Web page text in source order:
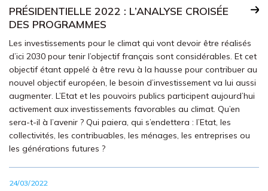
PRÉSIDENTIELLE 2022 : L’ANALYSE CROISÉE
DES PROGRAMMES
Les investissements pour le climat qui vont devoir être réalisés
d’ici 2030 pour tenir l’objectif français sont considérables. Et cet
objectif étant appelé à être revu à la hausse pour contribuer au
nouvel objectif européen, le besoin d’investissement va lui aussi
augmenter. L’Etat et les pouvoirs publics participent aujourd’hui
activement aux investissements favorables au climat. Qu’en
sera-t-il à l’avenir ? Qui paiera, qui s’endettera : l’Etat, les
collectivités, les contribuables, les ménages, les entreprises ou
les générations futures ?
24/03/2022